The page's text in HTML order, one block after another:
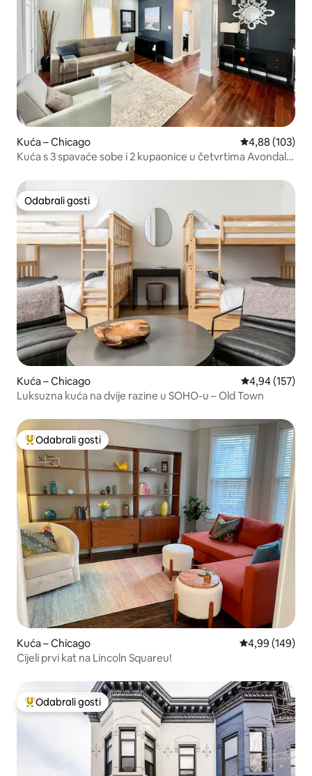
Kuća – Chicago Prosječna
4,88 (103)
Kuća s 3 spavaće sobe i 2 kupaonice u četvrtima Avondale
Odabrali gosti
Odabrali gosti
Kuća – Chicago Prosječna
4,94 (157)
Luksuzna kuća na dvije razine u SOHO-u – Old Town
Među najviše rangiranima s oznakom „Odabrali gosti”
Odabrali gosti
Kuća – Chicago Prosječna
4,99 (149)
Cijeli prvi kat na Lincoln Squareu!
Među najviše rangiranima s oznakom „Odabrali gosti”
Odabrali gosti